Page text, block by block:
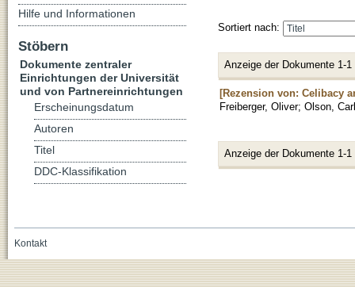
Sortiert nach:
Anzeige der Dokumente 1-1
[Rezension von: Celibacy
Freiberger, Oliver; Olson, Carl
Anzeige der Dokumente 1-1
Hilfe und Informationen
Stöbern
Dokumente zentraler
Einrichtungen der Universität
und von Partnereinrichtungen
Erscheinungsdatum
Autoren
Titel
DDC-Klassifikation
Kontakt